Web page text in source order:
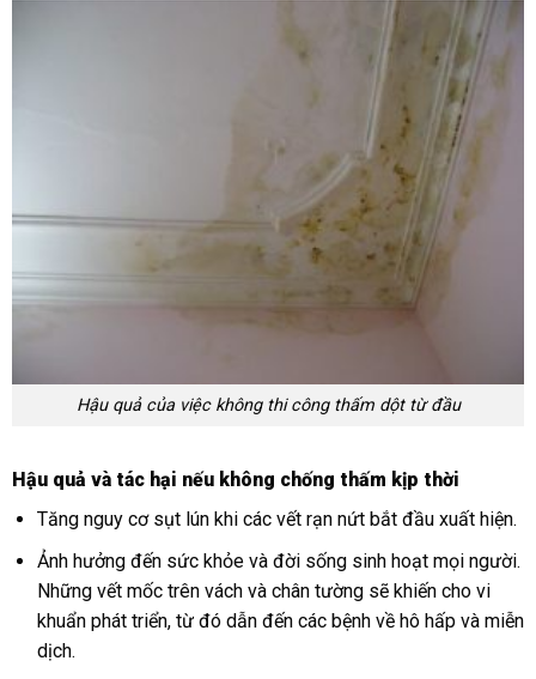
Hậu quả của việc không thi công thấm dột từ đầu
Hậu quả và tác hại nếu không chống thấm kịp thời
Tăng nguy cơ sụt lún khi các vết rạn nứt bắt đầu xuất hiện.
Ảnh hưởng đến sức khỏe và đời sống sinh hoạt mọi người.
Những vết mốc trên vách và chân tường sẽ khiến cho vi
khuẩn phát triển, từ đó dẫn đến các bệnh về hô hấp và miễn
dịch.